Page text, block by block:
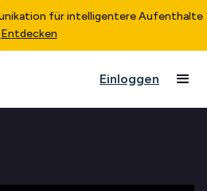
für intelligentere Aufenthalte
Entdecken
Einloggen